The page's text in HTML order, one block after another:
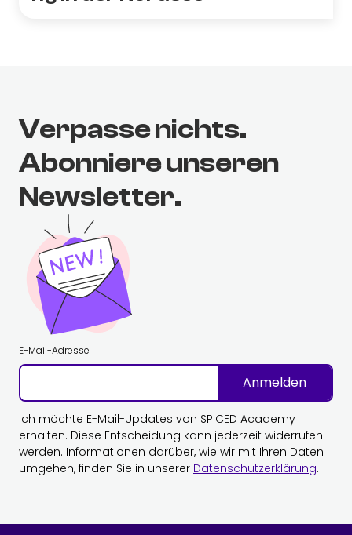
Verpasse nichts.
Abonniere unseren
Newsletter.
E-Mail-Adresse
Anmelden
Ich möchte E-Mail-Updates von SPICED Academy
erhalten. Diese Entscheidung kann jederzeit widerrufen
werden. Informationen darüber, wie wir mit Ihren Daten
umgehen, finden Sie in unserer Datenschutzerklärung.